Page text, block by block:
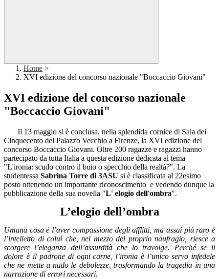
Home >
XVI edizione del concorso nazionale "Boccaccio Giovani"
XVI edizione del concorso nazionale
"Boccaccio Giovani"
Il 13 maggio si è conclusa, nella splendida cornice di Sala dei
Cinquecento del Palazzo Vecchio a Firenze, la XVI edizione del
concorso Boccaccio Giovani. Oltre 200 ragazze e ragazzi hanno
partecipato da tutta Italia a questa edizione dedicata al tema
"L'ironia: scudo contro il buio o specchio della realtà?". La
studentessa Sabrina Torre di 3ASU si è classificata al 22esimo
posto ottenendo un importante riconoscimento e vedendo dunque la
pubblicazione della sua novella "L' elogio dell'ombra".
L’elogio dell’ombra
Umana cosa è l’aver compassione degli afflitti, ma assai più raro è
l’intelletto di colui che, nel mezzo del proprio naufragio, riesce a
scorgere l’eleganza dell’assurdità che lo travolge. Perché se il
dolore è il padrone di ogni carne, l’ironia è l’unico servo infedele
che ne mette a nudo le debolezze, trasformando la tragedia in una
narrazione di errori necessari.